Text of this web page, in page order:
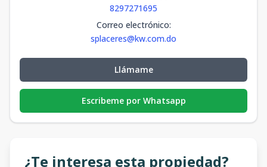
8297271695
Correo electrónico:
splaceres@kw.com.do
Llámame
Escribeme por Whatsapp
¿Te interesa esta propiedad?